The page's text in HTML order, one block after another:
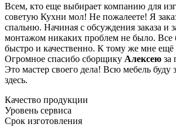
Всем, кто еще выбирает компанию для
советую Кухни мол! Не пожалеете! Я
спальню. Начиная с обсуждения заказа и
монтажом никаких проблем не было. Все
быстро и качественно. К тому же мне ещё
Огромное спасибо сборщику Алексею за
Это мастер своего дела! Всю мебель буду
здесь.
Качество продукции
Уровень сервиса
Срок изготовления